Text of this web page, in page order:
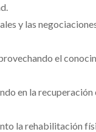
y las
el
en la
la rehabilitación